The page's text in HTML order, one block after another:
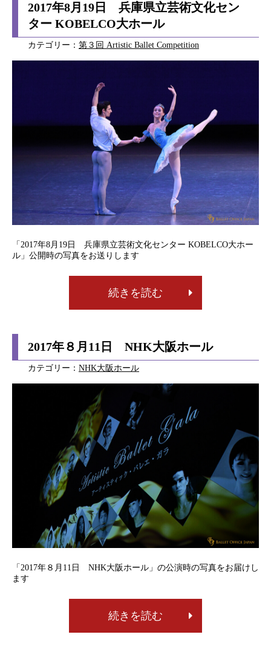
2017年8月19日 兵庫県立芸術文化セン
ター KOBELCO大ホール
カテゴリー： 第３回 Artistic Ballet Competition
「2017年8月19日 兵庫県立芸術文化センター KOBELCO大ホー
ル」公開時の写真をお送りします
続きを読む
2017年８月11日 NHK大阪ホール
カテゴリー： NHK大阪ホール
「2017年８月11日 NHK大阪ホール」の公演時の写真をお届けし
ます
続きを読む